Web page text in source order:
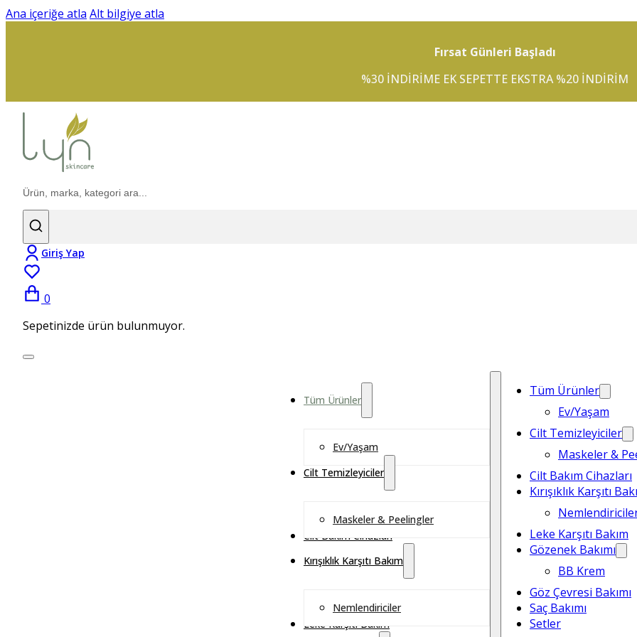
Ana içeriğe atla Alt bilgiye atla
Fırsat Günleri Başladı
%30 INDIRIME EK SEPETTE EKSTRA %20 INDIRIM
Giriş Yap
0
Sepetinizde ürün bulunmuyor.
Tüm Ürünler
Ev/Yaşam
Cilt Temizleyiciler
Maskeler & Peelingler
Cilt Bakım Cihazları
Kırışıklık Karşıtı Bakım
Nemlendiriciler
Leke Karşıtı Bakım
Tüm Ürünler
Ev/Yaşam
Cilt Temizleyiciler
Maskeler &
Cilt Bakım Cihazları
Kırışıklık Karşıtı
Leke Karşıtı Bakım
Gözenek Bakımı
BB Krem
Göz Çevresi Bakımı
Saç Bakımı
Setler